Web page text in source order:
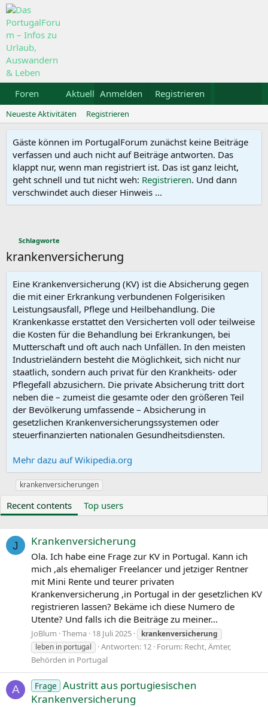
Foren Aktuelles Galerie Kalender
Anmelden Registrieren
Neueste Aktivitäten Registrieren
Gäste können im PortugalForum zunächst keine Beiträge
verfassen und auch nicht auf Beiträge antworten. Das
klappt nur, wenn man registriert ist. Das ist ganz leicht,
geht schnell und tut nicht weh: Registrieren. Und dann
verschwindet auch dieser Hinweis ...
Schlagworte
krankenversicherung
Eine Krankenversicherung (KV) ist die Absicherung gegen
die mit einer Erkrankung verbundenen Folgerisiken
Leistungsausfall, Pflege und Heilbehandlung. Die
Krankenkasse erstattet den Versicherten voll oder teilweise
die Kosten für die Behandlung bei Erkrankungen, bei
Mutterschaft und oft auch nach Unfällen. In den meisten
Industrieländern besteht die Möglichkeit, sich nicht nur
staatlich, sondern auch privat für den Krankheits- oder
Pflegefall abzusichern. Die private Absicherung tritt dort
neben die – zumeist die gesamte oder den größeren Teil
der Bevölkerung umfassende – Absicherung in
gesetzlichen Krankenversicherungssystemen oder
steuerfinanzierten nationalen Gesundheitsdiensten.
Mehr dazu auf Wikipedia.org
S
y
n
o
n
y
m
krankenversicherungen
Recent contents Top users
J Krankenversicherung
Ola. Ich habe eine Frage zur KV in Portugal. Kann ich
mich ,als ehemaliger Freelancer und jetziger Rentner
mit Mini Rente und teurer privaten
Krankenversicherung ,in Portugal in der gesetzlichen KV
registrieren lassen? Bekäme ich diese Numero de
Utente? Und falls ich die Beiträge zu meiner...
JoBlum Thema 18 Juli 2025
krankenversicherung
leben in portugal
Antworten: 12 Forum: Recht, Ämter,
Behörden in Portugal
A Frage Austritt aus portugiesischen
Krankenversicherung